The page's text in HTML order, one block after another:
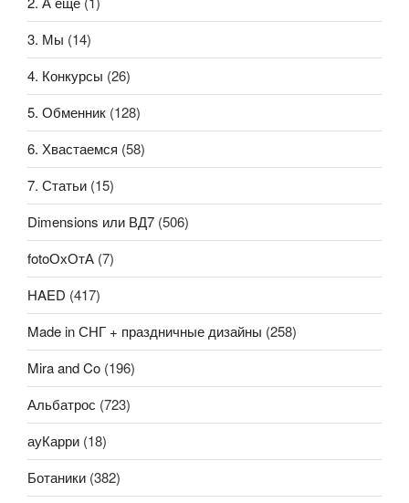
3. Мы (14)
4. Конкурсы (26)
5. Обменник (128)
6. Хвастаемся (58)
7. Статьи (15)
Dimensions или ВД7 (506)
fotoОхОтА (7)
HAED (417)
Made in СНГ + праздничные дизайны (258)
Mira and Co (196)
Альбатрос (723)
ауКарри (18)
Ботаники (382)